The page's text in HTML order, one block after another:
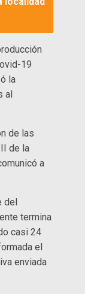
19
la
al
de las
de la
a
del
termina
casi 24
el
enviada